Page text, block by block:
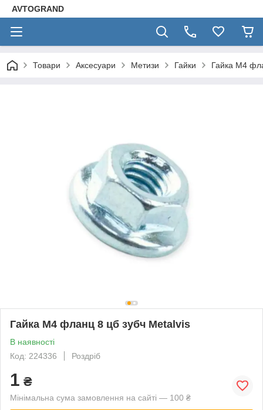
AVTOGRAND
Товари Аксесуари Метизи Гайки Гайка М4
Гайка М4 фланц 8 цб зубч Metalvis
В наявності
Код: 224336
Роздріб
1 ₴
Мінімальна сума замовлення на сайті — 100 ₴